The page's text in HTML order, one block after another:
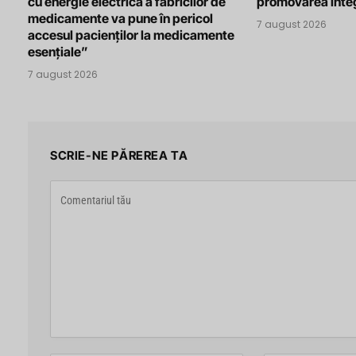
medicamente va pune în pericol
accesul pacienților la medicamente
esențiale”
7 august 2026
7 august 2026
SCRIE-NE PĂREREA TA